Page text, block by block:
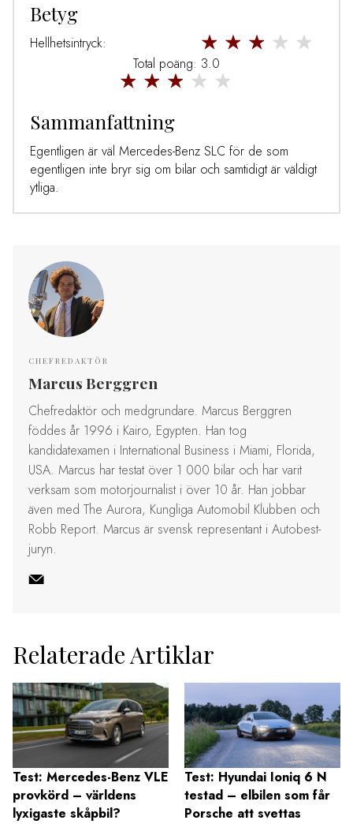
Betyg
Hellhetsintryck:
Total poäng: 3.0
Sammanfattning
Egentligen är väl Mercedes-Benz SLC för de som
egentligen inte bryr sig om bilar och samtidigt är väldigt
ytliga.
CHEFREDAKTÖR
Marcus Berggren
Chefredaktör och medgrundare. Marcus Berggren
föddes år 1996 i Kairo, Egypten. Han tog
kandidatexamen i International Business i Miami, Florida,
USA. Marcus har testat över 1 000 bilar och har varit
verksam som motorjournalist i över 10 år. Han jobbar
även med The Aurora, Kungliga Automobil Klubben och
Robb Report. Marcus är svensk representant i Autobest-
juryn.
Relaterade Artiklar
Test: Mercedes-Benz VLE
provkörd – världens
lyxigaste skåpbil?
Test: Hyundai Ioniq 6 N
testad – elbilen som får
Porsche att svettas